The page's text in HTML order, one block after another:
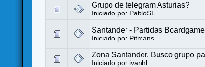
Grupo de telegram Asturias?
Iniciado por PabloSL
Santander - Partidas
Iniciado por Pitmans
Zona Santander. Busco grupo
Iniciado por ivanhl